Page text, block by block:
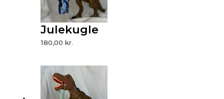
Julekugle
180,00kr.